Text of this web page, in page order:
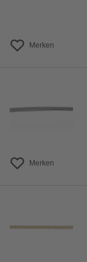
Merken
Merken